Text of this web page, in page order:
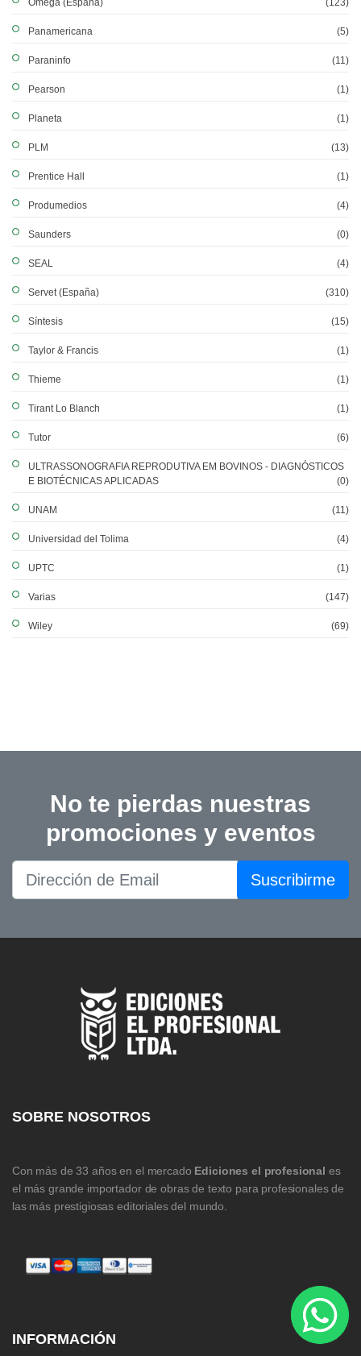
Omega (España) (123)
Panamericana (5)
Paraninfo (11)
Pearson (1)
Planeta (1)
PLM (13)
Prentice Hall (1)
Produmedios (4)
Saunders (0)
SEAL (4)
Servet (España) (310)
Síntesis (15)
Taylor & Francis (1)
Thieme (1)
Tirant Lo Blanch (1)
Tutor (6)
ULTRASSONOGRAFIA REPRODUTIVA EM BOVINOS - DIAGNÓSTICOS
E BIOTÉCNICAS APLICADAS
(0)
UNAM (11)
Universidad del Tolima (4)
UPTC (1)
Varias (147)
Wiley (69)
No te pierdas nuestras
promociones y eventos
Suscribirme
SOBRE NOSOTROS
Con más de 33 años en el mercado Ediciones el profesional es
el más grande importador de obras de texto para profesionales de
las más prestigiosas editoriales del mundo.
INFORMACIÓN